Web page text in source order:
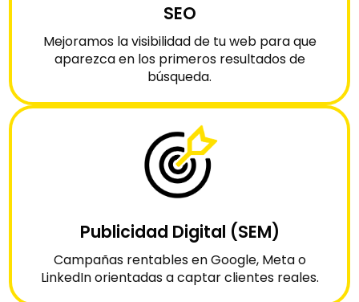
SEO
Mejoramos la visibilidad de tu web para que
aparezca en los primeros resultados de
búsqueda.
Publicidad Digital (SEM)
Campañas rentables en Google, Meta o
LinkedIn orientadas a captar clientes reales.